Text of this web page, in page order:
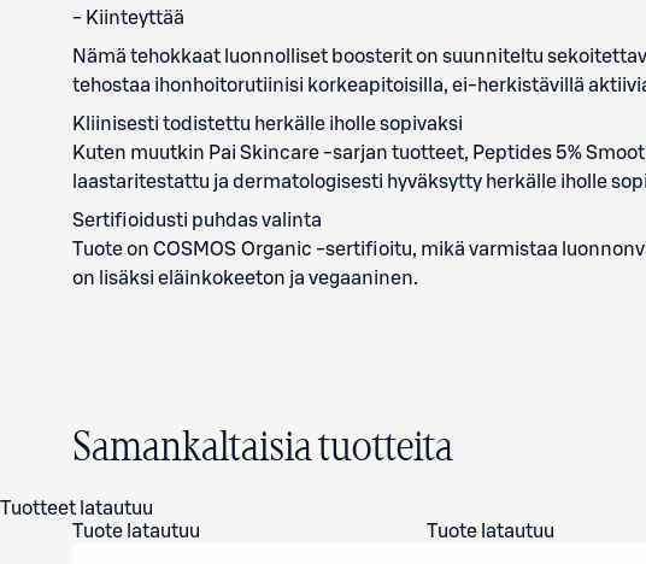
- Kiinteyttää
Nämä tehokkaat luonnolliset boosterit on suunniteltu
tehostaa ihonhoitorutiinisi korkeapitoisilla, ei-herkistävillä
Kliinisesti todistettu herkälle iholle sopivaksi
Kuten muutkin Pai Skincare -sarjan tuotteet, Peptides 5%
laastaritestattu ja dermatologisesti hyväksytty herkälle iholle
Sertifioidusti puhdas valinta
Tuote on COSMOS Organic -sertifioitu, mikä varmistaa
on lisäksi eläinkokeeton ja vegaaninen.
Samankaltaisia tuotteita
Tuotteet latautuu
Tuote latautuu
Tuote latautuu